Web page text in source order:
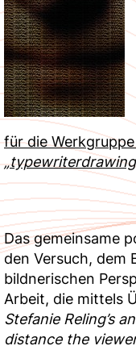
für die
Das gemeinsame
den Versuch, dem
bildnerischen
Arbeit, die mittels
Stefanie Reling’s
distance the